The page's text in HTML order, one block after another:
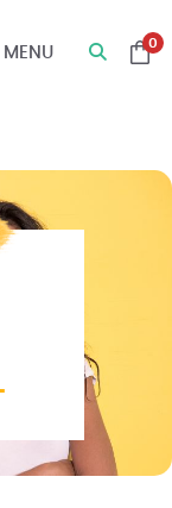
0
MENU